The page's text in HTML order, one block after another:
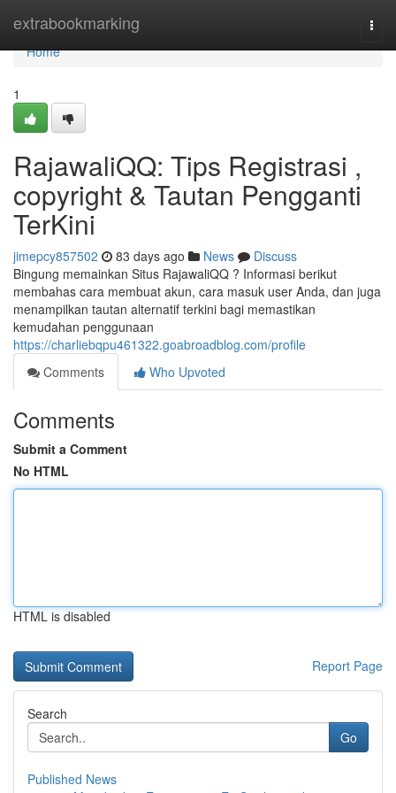
extrabookmarking
Home
Home
1
RajawaliQQ: Tips Registrasi ,
copyright & Tautan Pengganti
TerKini
jimepcy857502 83 days ago News
Discuss
Bingung memainkan Situs RajawaliQQ ? Informasi berikut
membahas cara membuat akun, cara masuk user Anda, dan juga
menampilkan tautan alternatif terkini bagi memastikan
kemudahan penggunaan
https://charliebqpu461322.goabroadblog.com/profile
Comments
Who Upvoted
Comments
Submit a Comment
No HTML
HTML is disabled
Report Page
Search
Go
Published News